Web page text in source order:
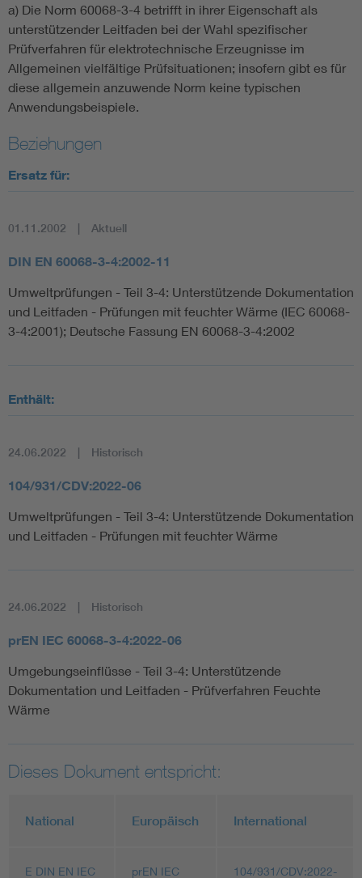
a) Die Norm 60068-3-4 betrifft in ihrer Eigenschaft als
unterstützender Leitfaden bei der Wahl spezifischer
Prüfverfahren für elektrotechnische Erzeugnisse im
Allgemeinen vielfältige Prüfsituationen; insofern gibt es für
diese allgemein anzuwende Norm keine typischen
Anwendungsbeispiele.
Beziehungen
Ersatz für:
01.11.2002 Aktuell
DIN EN 60068-3-4:2002-11
Umweltprüfungen - Teil 3-4: Unterstützende Dokumentation
und Leitfaden - Prüfungen mit feuchter Wärme (IEC 60068-
3-4:2001); Deutsche Fassung EN 60068-3-4:2002
Enthält:
24.06.2022 Historisch
104/931/CDV:2022-06
Umweltprüfungen - Teil 3-4: Unterstützende Dokumentation
und Leitfaden - Prüfungen mit feuchter Wärme
24.06.2022 Historisch
prEN IEC 60068-3-4:2022-06
Umgebungseinflüsse - Teil 3-4: Unterstützende
Dokumentation und Leitfaden - Prüfverfahren Feuchte
Wärme
Dieses Dokument entspricht:
National Europäisch International
E DIN EN IEC prEN IEC 104/931/CDV:2022-